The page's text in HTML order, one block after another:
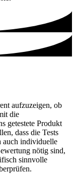
aufzuzeigen, ob
die
getestete Produkt
dass die Tests
auch individuelle
nötig sind,
sinnvolle